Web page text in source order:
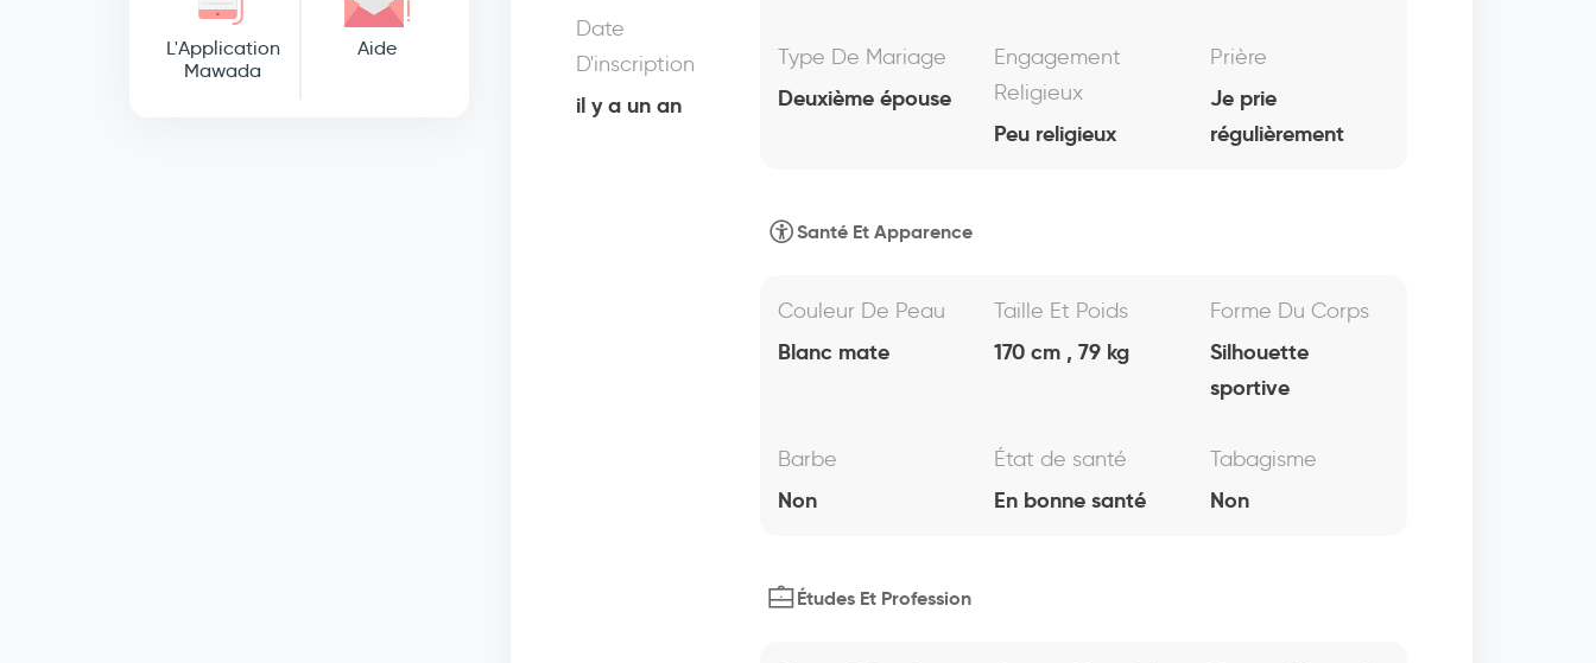
L'Application
Mawada
Aide
Date
D'inscription
il y a un an
Type De Mariage
Deuxième épouse
Engagement
Religieux
Peu religieux
Prière
Je prie
régulièrement
Santé Et Apparence
Couleur De Peau
Blanc mate
Taille Et Poids
170 cm , 79 kg
Forme Du Corps
Silhouette
sportive
Barbe
Non
État de santé
En bonne santé
Tabagisme
Non
Études Et Profession